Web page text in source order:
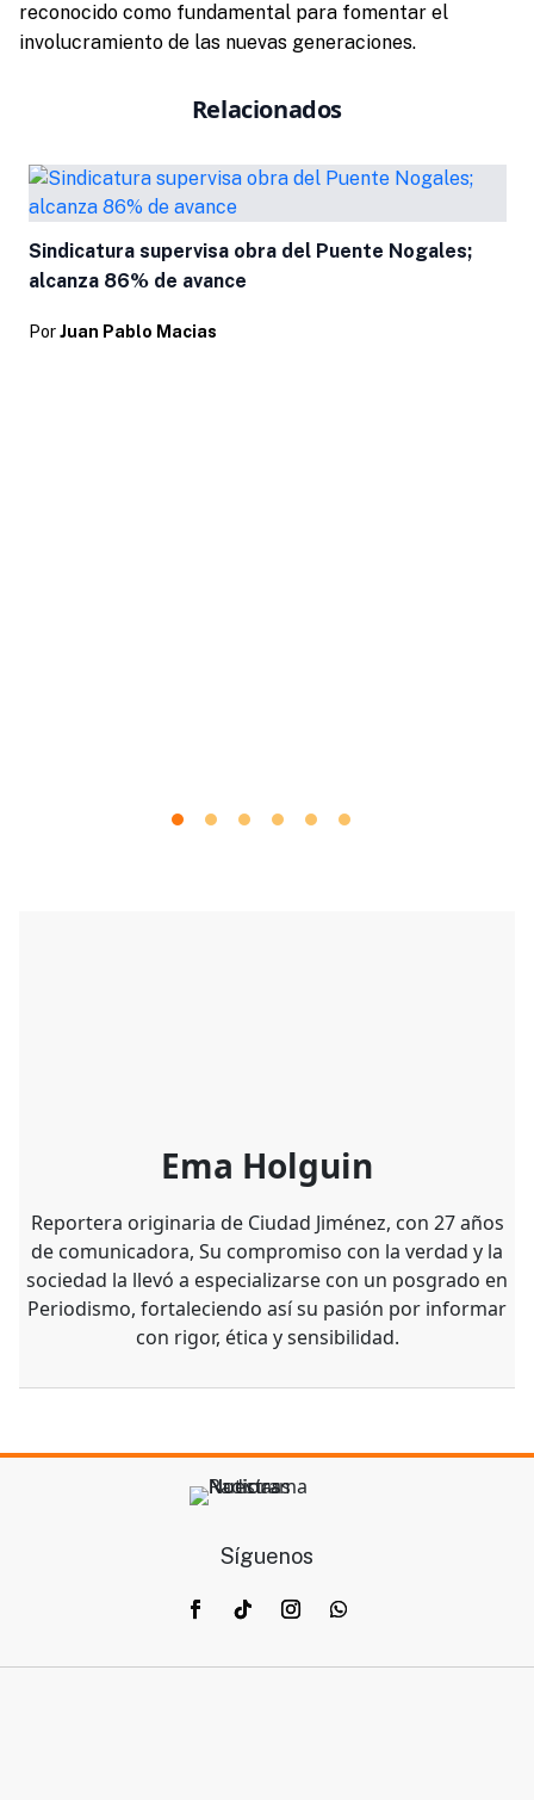
reconocido como fundamental para fomentar el
involucramiento de las nuevas generaciones.
Relacionados
Sindicatura supervisa obra del Puente Nogales;
alcanza 86% de avance
Por Juan Pablo Macias
Ema Holguin
Reportera originaria de Ciudad Jiménez, con 27 años
de comunicadora, Su compromiso con la verdad y la
sociedad la llevó a especializarse con un posgrado en
Periodismo, fortaleciendo así su pasión por informar
con rigor, ética y sensibilidad.
Síguenos